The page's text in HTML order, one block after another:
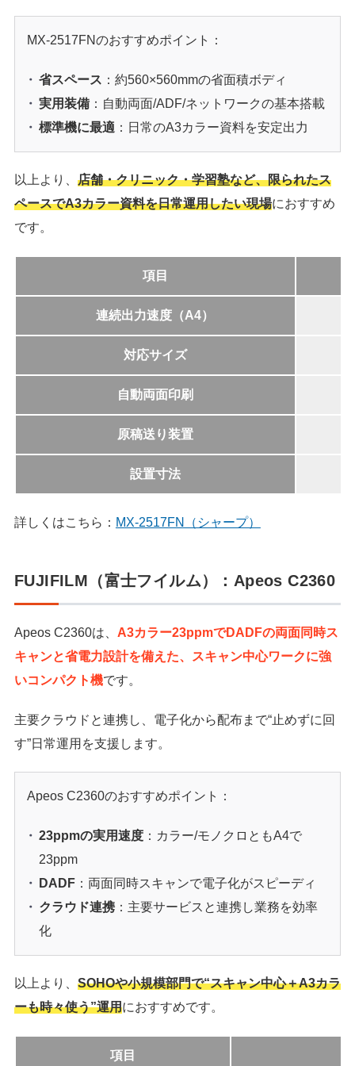
MX-2517FNのおすすめポイント：
省スペース ：約560×560mmの省面積ボディ
実用装備：自動両面/ADF/ネットワークの基本搭載
標準機に最適 ：日常のA3カラー資料を安定出力
以上より、 店舗・クリニック・学習塾など、限られたス
ペースでA3カラー資料を日常運用したい現場におすすめ
です。
項目
連続出力速度（A4）
対応サイズ
自動両面印刷
原稿送り装置
設置寸法
詳しくはこちら： MX-2517FN（シャープ）
FUJIFILM（富士フイルム）：Apeos C2360
Apeos C2360は、 A3カラー23ppmでDADFの両面同時ス
キャンと省電力設計を備えた、スキャン中心ワークに強
いコンパクト機です。
主要クラウドと連携し、電子化から配布まで“止めずに回
す”日常運用を支援します。
Apeos C2360のおすすめポイント：
23ppmの実用速度：カラー/モノクロともA4で
23ppm
DADF：両面同時スキャンで電子化がスピーディ
クラウド連携：主要サービスと連携し業務を効率
化
以上より、 SOHOや小規模部門で“スキャン中心＋A3カラ
ーも時々使う”運用におすすめです。
項目